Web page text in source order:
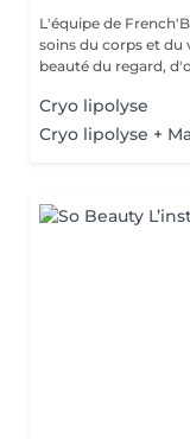
L'équipe de
soins du corps et du
beauté du regard,
Cryo lipolyse
Cryo lipolyse +